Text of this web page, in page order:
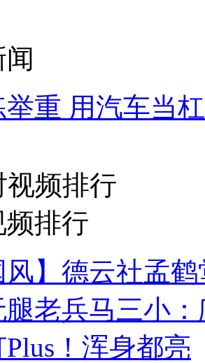
重 用汽车当
视频排行
排行
风】德云社孟
老兵马三小
！浑身都亮